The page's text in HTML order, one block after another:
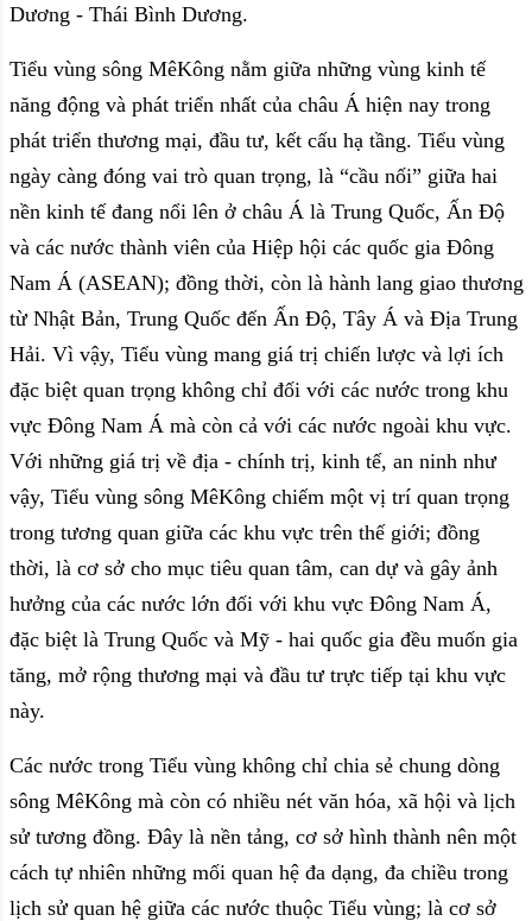
Dương - Thái Bình Dương.
Tiểu vùng sông MêKông nằm giữa những vùng kinh tế
năng động và phát triển nhất của châu Á hiện nay trong
phát triển thương mại, đầu tư, kết cấu hạ tầng. Tiểu vùng
ngày càng đóng vai trò quan trọng, là “cầu nối” giữa hai
nền kinh tế đang nổi lên ở châu Á là Trung Quốc, Ấn Độ
và các nước thành viên của Hiệp hội các quốc gia Đông
Nam Á (ASEAN); đồng thời, còn là hành lang giao thương
từ Nhật Bản, Trung Quốc đến Ấn Độ, Tây Á và Địa Trung
Hải. Vì vậy, Tiểu vùng mang giá trị chiến lược và lợi ích
đặc biệt quan trọng không chỉ đối với các nước trong khu
vực Đông Nam Á mà còn cả với các nước ngoài khu vực.
Với những giá trị về địa - chính trị, kinh tế, an ninh như
vậy, Tiểu vùng sông MêKông chiếm một vị trí quan trọng
trong tương quan giữa các khu vực trên thế giới; đồng
thời, là cơ sở cho mục tiêu quan tâm, can dự và gây ảnh
hưởng của các nước lớn đối với khu vực Đông Nam Á,
đặc biệt là Trung Quốc và Mỹ - hai quốc gia đều muốn gia
tăng, mở rộng thương mại và đầu tư trực tiếp tại khu vực
này.
Các nước trong Tiểu vùng không chỉ chia sẻ chung dòng
sông MêKông mà còn có nhiều nét văn hóa, xã hội và lịch
sử tương đồng. Đây là nền tảng, cơ sở hình thành nên một
cách tự nhiên những mối quan hệ đa dạng, đa chiều trong
lịch sử quan hệ giữa các nước thuộc Tiểu vùng; là cơ sở